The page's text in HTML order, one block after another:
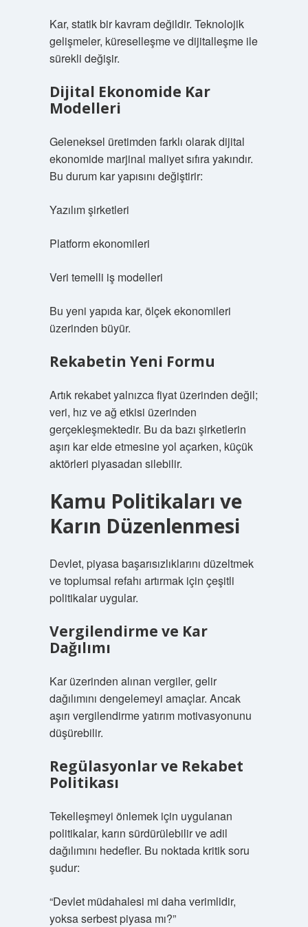
Kar, statik bir kavram değildir. Teknolojik
gelişmeler, küreselleşme ve dijitalleşme ile
sürekli değişir.
Dijital Ekonomide Kar
Modelleri
Geleneksel üretimden farklı olarak dijital
ekonomide marjinal maliyet sıfıra yakındır.
Bu durum kar yapısını değiştirir:
Yazılım şirketleri
Platform ekonomileri
Veri temelli iş modelleri
Bu yeni yapıda kar, ölçek ekonomileri
üzerinden büyür.
Rekabetin Yeni Formu
Artık rekabet yalnızca fiyat üzerinden değil;
veri, hız ve ağ etkisi üzerinden
gerçekleşmektedir. Bu da bazı şirketlerin
aşırı kar elde etmesine yol açarken, küçük
aktörleri piyasadan silebilir.
Kamu Politikaları ve
Karın Düzenlenmesi
Devlet, piyasa başarısızlıklarını düzeltmek
ve toplumsal refahı artırmak için çeşitli
politikalar uygular.
Vergilendirme ve Kar
Dağılımı
Kar üzerinden alınan vergiler, gelir
dağılımını dengelemeyi amaçlar. Ancak
aşırı vergilendirme yatırım motivasyonunu
düşürebilir.
Regülasyonlar ve Rekabet
Politikası
Tekelleşmeyi önlemek için uygulanan
politikalar, karın sürdürülebilir ve adil
dağılımını hedefler. Bu noktada kritik soru
şudur:
“Devlet müdahalesi mi daha verimlidir,
yoksa serbest piyasa mı?”